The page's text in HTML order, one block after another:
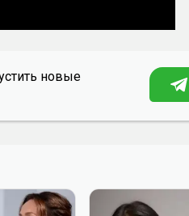
новые